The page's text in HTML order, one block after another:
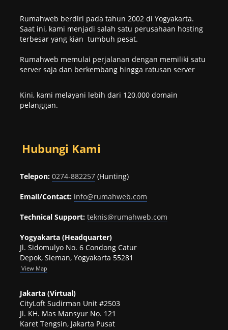
Rumahweb berdiri pada tahun 2002 di Yogyakarta.
Saat ini, kami menjadi salah satu perusahaan hosting
terbesar yang kian tumbuh pesat.
Rumahweb memulai perjalanan dengan memiliki satu
server saja dan berkembang hingga ratusan server
Kini, kami melayani lebih dari 120.000 domain
pelanggan.
Hubungi Kami
Telepon: 0274-882257 (Hunting)
Email/Contact: info@rumahweb.com
Technical Support: teknis@rumahweb.com
Yogyakarta (Headquarter)
Jl. Sidomulyo No. 6 Condong Catur
Depok, Sleman, Yogyakarta 55281
View Map
Jakarta (Virtual)
CityLoft Sudirman Unit #2503
Jl. KH. Mas Mansyur No. 121
Karet Tengsin, Jakarta Pusat